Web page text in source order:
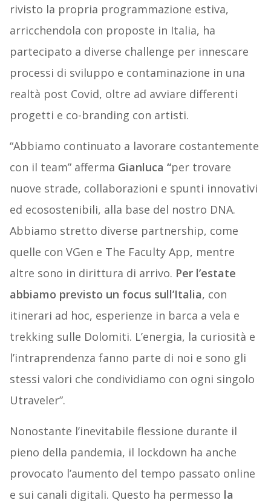
rivisto la propria programmazione estiva,
arricchendola con proposte in Italia, ha
partecipato a diverse challenge per innescare
processi di sviluppo e contaminazione in una
realtà post Covid, oltre ad avviare differenti
progetti e co-branding con artisti.
“Abbiamo continuato a lavorare costantemente
con il team” afferma Gianluca “per trovare
nuove strade, collaborazioni e spunti innovativi
ed ecosostenibili, alla base del nostro DNA.
Abbiamo stretto diverse partnership, come
quelle con VGen e The Faculty App, mentre
altre sono in dirittura di arrivo. Per l’estate
abbiamo previsto un focus sull’Italia, con
itinerari ad hoc, esperienze in barca a vela e
trekking sulle Dolomiti. L’energia, la curiosità e
l’intraprendenza fanno parte di noi e sono gli
stessi valori che condividiamo con ogni singolo
Utraveler”.
Nonostante l’inevitabile flessione durante il
pieno della pandemia, il lockdown ha anche
provocato l’aumento del tempo passato online
e sui canali digitali. Questo ha permesso la